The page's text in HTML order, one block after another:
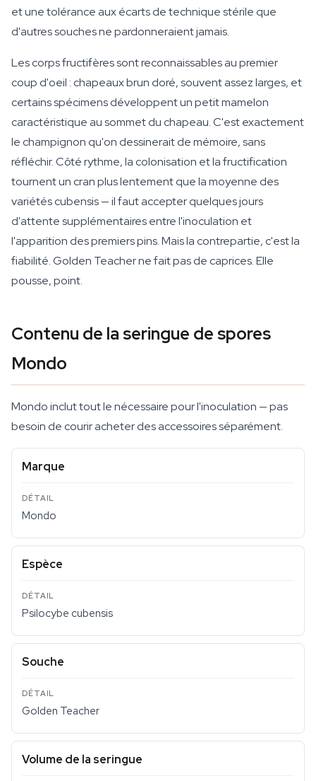
et une tolérance aux écarts de technique stérile que
d'autres souches ne pardonneraient jamais.
Les corps fructifères sont reconnaissables au premier
coup d'oeil : chapeaux brun doré, souvent assez larges, et
certains spécimens développent un petit mamelon
caractéristique au sommet du chapeau. C'est exactement
le champignon qu'on dessinerait de mémoire, sans
réfléchir. Côté rythme, la colonisation et la fructification
tournent un cran plus lentement que la moyenne des
variétés cubensis — il faut accepter quelques jours
d'attente supplémentaires entre l'inoculation et
l'apparition des premiers pins. Mais la contrepartie, c'est la
fiabilité. Golden Teacher ne fait pas de caprices. Elle
pousse, point.
Contenu de la seringue de spores
Mondo
Mondo inclut tout le nécessaire pour l'inoculation — pas
besoin de courir acheter des accessoires séparément.
Marque
Mondo
Espèce
Psilocybe cubensis
Souche
Golden Teacher
Volume de la seringue